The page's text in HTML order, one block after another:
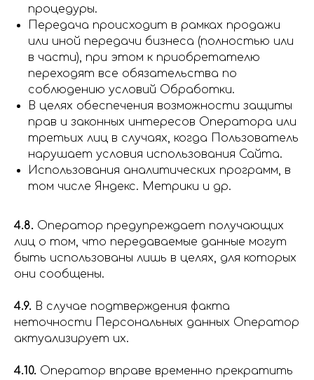
процедуры.
Передача происходит в рамках продажи
или иной передачи бизнеса (полностью или
в части), при этом к приобретателю
переходят все обязательства по
соблюдению условий Обработки.
В целях обеспечения возможности защиты
прав и законных интересов Оператора или
третьих лиц в случаях, когда Пользователь
нарушает условия использования Сайта.
Использования аналитических программ, в
том числе Яндекс. Метрики и др.
4.8. Оператор предупреждает получающих
лиц о том, что передаваемые данные могут
быть использованы лишь в целях, для которых
они сообщены.
4.9. В случае подтверждения факта
неточности Персональных данных Оператор
актуализирует их.
4.10. Оператор вправе временно прекратить